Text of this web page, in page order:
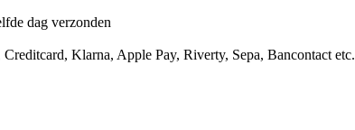
dag verzonden
Klarna, Apple Pay, Riverty, Sepa, Bancontact etc.